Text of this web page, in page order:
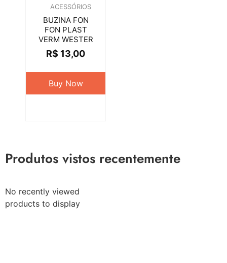
ACESSÓRIOS
BUZINA FON
FON PLAST
VERM WESTER
R$ 13,00
Buy Now
Produtos vistos recentemente
No recently viewed
products to display